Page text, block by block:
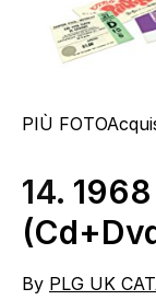
PIÙ FOTO
14.
By PLG UK